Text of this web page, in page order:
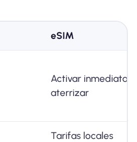
eSIM
Activar
aterrizar
Tarifas locales